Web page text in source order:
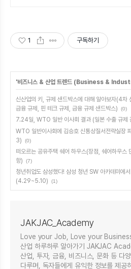
1 구독하기
'비즈니스 & 산업 트렌드 (Business &
신산업의 키, 규제 샌드박스에 대해 알아보자(4차
금융 규제, 핀 테크 규제, 금융 규제 샌드박스)
(0)
7.24일, WTO 일반 이사회 결과 (일본 수출 규제
WTO 일반이사회에 김승호 신통상질서전략실장
3)
(0)
떠오르는 공유주택 쉐어 하우스(장점, 쉐어하우스
항)
(7)
청년취업도 삼성했다! 삼성 청년 SW 아카데미에
(4.29~5.10)
(1)
JAKJAC_Academy
Love your Job, Love your
산업 하루하루 알아가기 JAKJAC
산업, 투자, 금융, 비즈니스, 문화 등 다
다루며, 독자들에게 유익한 정보를 제공